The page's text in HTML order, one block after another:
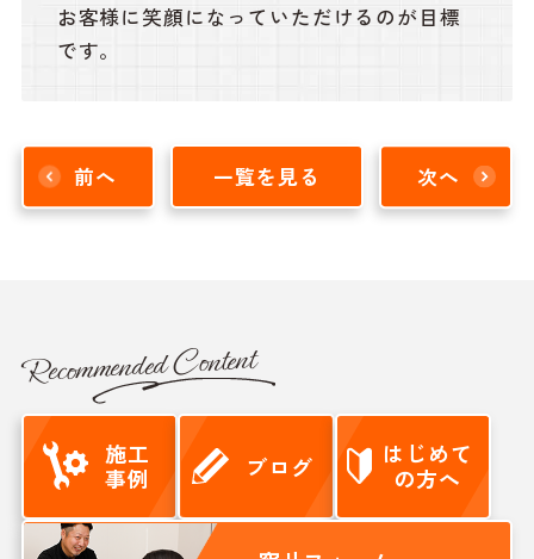
お客様に笑顔になっていただけるのが目標
です。
前へ 一覧を見る 次へ
Recommended Content
施工
事例
ブログ
はじめて
の方へ